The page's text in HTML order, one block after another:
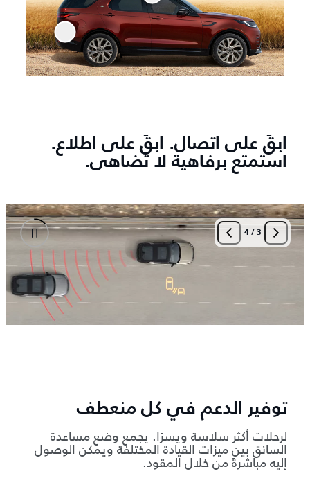
ابقَ على اتصال. ابقَ على اطلاع.
استمتع برفاهية لا تضاهى.
توفير الدعم في كل منعطف
لرحلات أكثر سلاسة ويسرًا. يجمع وضع مساعدة
السائق بين ميزات القيادة المختلفة ويمكن الوصول
إليه مباشرةً من خلال المقود.
3
/
4